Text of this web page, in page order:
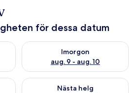
för dessa datum
för ikväll aug. 8 - aug. 9
Imorgon
aug. 9 - aug. 10
Kontrollera tillgängligheten
för den här helgen aug. 14 - aug.
Nästa helg
Kontrollera tillgängligheten